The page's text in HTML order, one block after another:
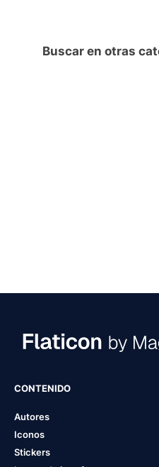
Buscar en otras
CONTENIDO
Autores
Iconos
Stickers